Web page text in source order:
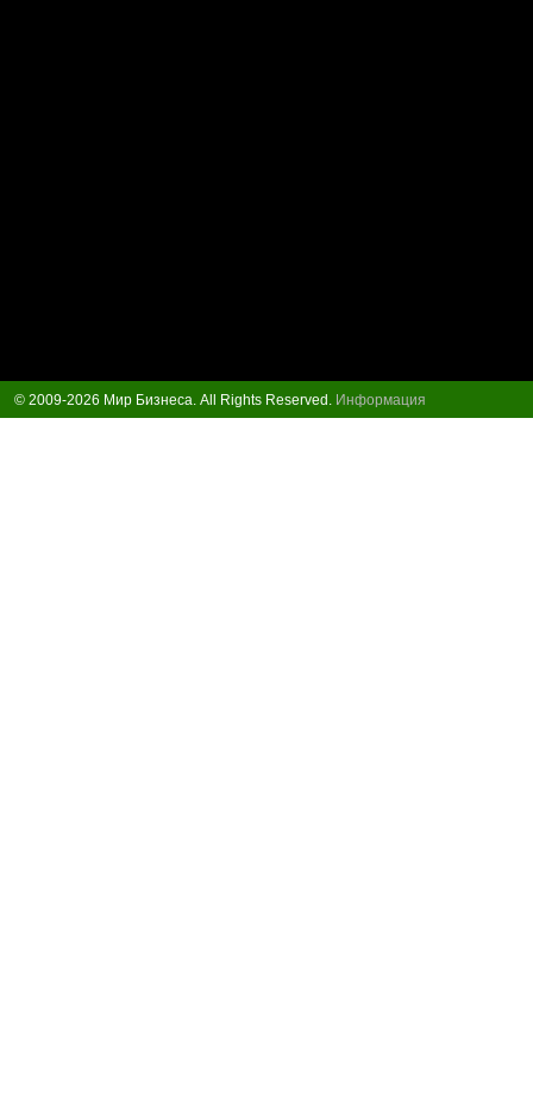
© 2009-2026 Мир Бизнеса. All Rights Reserved. Информация